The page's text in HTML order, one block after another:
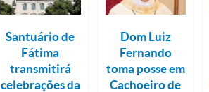
Santuário de
Fátima
transmitirá
celebrações da
Dom Luiz
Fernando
toma posse em
Cachoeiro de